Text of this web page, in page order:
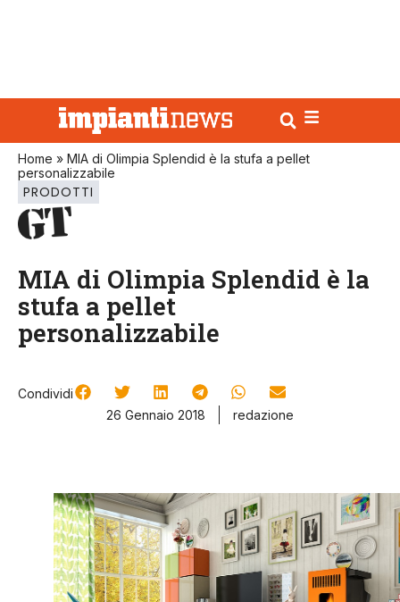
Home » MIA di Olimpia Splendid è la stufa a pellet
personalizzabile
PRODOTTI
MIA di Olimpia Splendid è la
stufa a pellet
personalizzabile
Condividi
26 Gennaio 2018
redazione